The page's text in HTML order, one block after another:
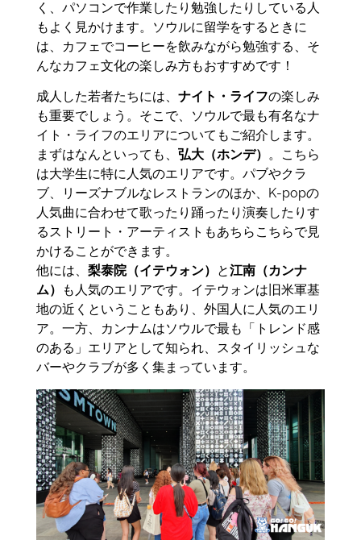
く、パソコンで作業したり勉強したりしている人
もよく見かけます。ソウルに留学をするときに
は、カフェでコーヒーを飲みながら勉強する、そ
んなカフェ文化の楽しみ方もおすすめです！
成人した若者たちには、 ナイト・ライフの楽しみ
も重要でしょう。そこで、ソウルで最も有名なナ
イト・ライフのエリアについてもご紹介します。
まずはなんといっても、 弘大（ホンデ） 。こちら
は大学生に特に人気のエリアです。パブやクラ
ブ、リーズナブルなレストランのほか、K-popの
人気曲に合わせて歌ったり踊ったり演奏したりす
るストリート・アーティストもあちらこちらで見
かけることができます。
他には、 梨泰院（イテウォン） と江南（カンナ
ム）
も人気のエリアです。イテウォンは旧米軍基
地の近くということもあり、外国人に人気のエリ
ア。一方、カンナムはソウルで最も「トレンド感
のある」エリアとして知られ、スタイリッシュな
バーやクラブが多く集まっています。